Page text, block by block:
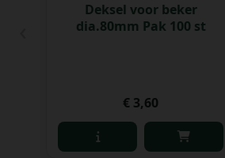
Deksel voor beker
dia.80mm Pak 100 st
€ 3,60